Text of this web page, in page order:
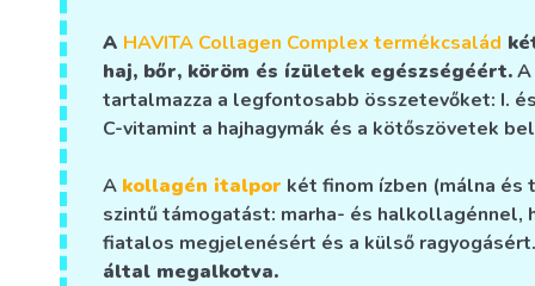
A HAVITA Collagen Complex termékcsalád
haj, bőr, köröm és ízületek egészségéért.A
tartalmazza a legfontosabb összetevőket: I.
C-vitamint a hajhagymák és a kötőszövetek
A kollagén italpor két finom ízben (málna és
szintű támogatást: marha- és halkollagénnel,
fiatalos megjelenésért és a külső ragyogásért.
által megalkotva.